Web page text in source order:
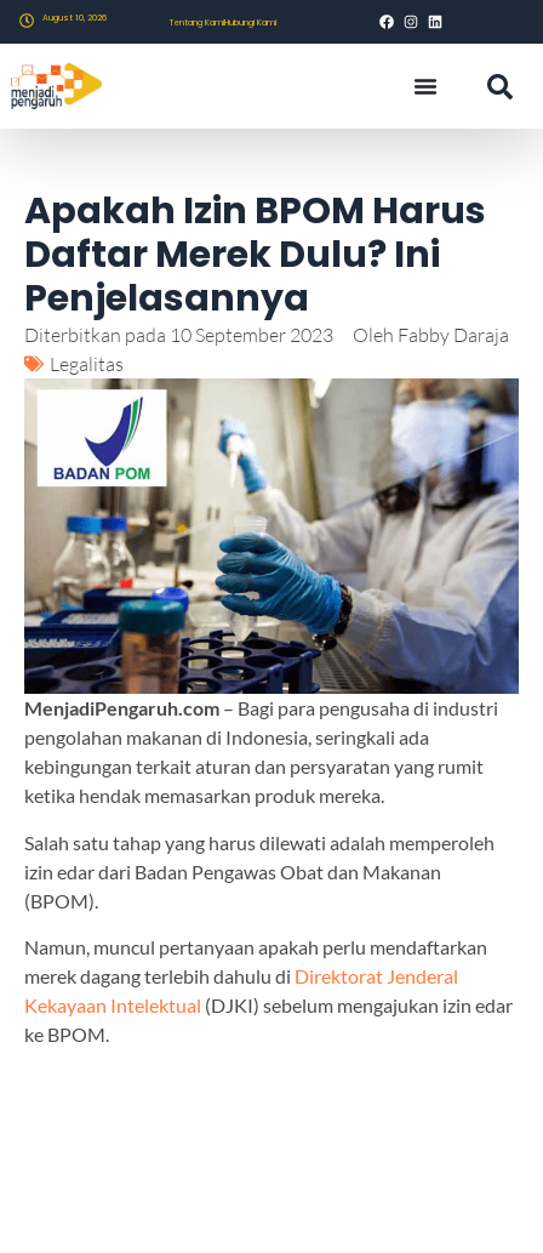
August 10, 2026 Tentang KamiHubungi Kami
Apakah Izin BPOM Harus
Daftar Merek Dulu? Ini
Penjelasannya
Diterbitkan pada 10 September 2023 Oleh Fabby Daraja
Legalitas
MenjadiPengaruh.com – Bagi para pengusaha di industri
pengolahan makanan di Indonesia, seringkali ada
kebingungan terkait aturan dan persyaratan yang rumit
ketika hendak memasarkan produk mereka.
Salah satu tahap yang harus dilewati adalah memperoleh
izin edar dari Badan Pengawas Obat dan Makanan
(BPOM).
Namun, muncul pertanyaan apakah perlu mendaftarkan
merek dagang terlebih dahulu di Direktorat Jenderal
Kekayaan Intelektual (DJKI) sebelum mengajukan izin edar
ke BPOM.